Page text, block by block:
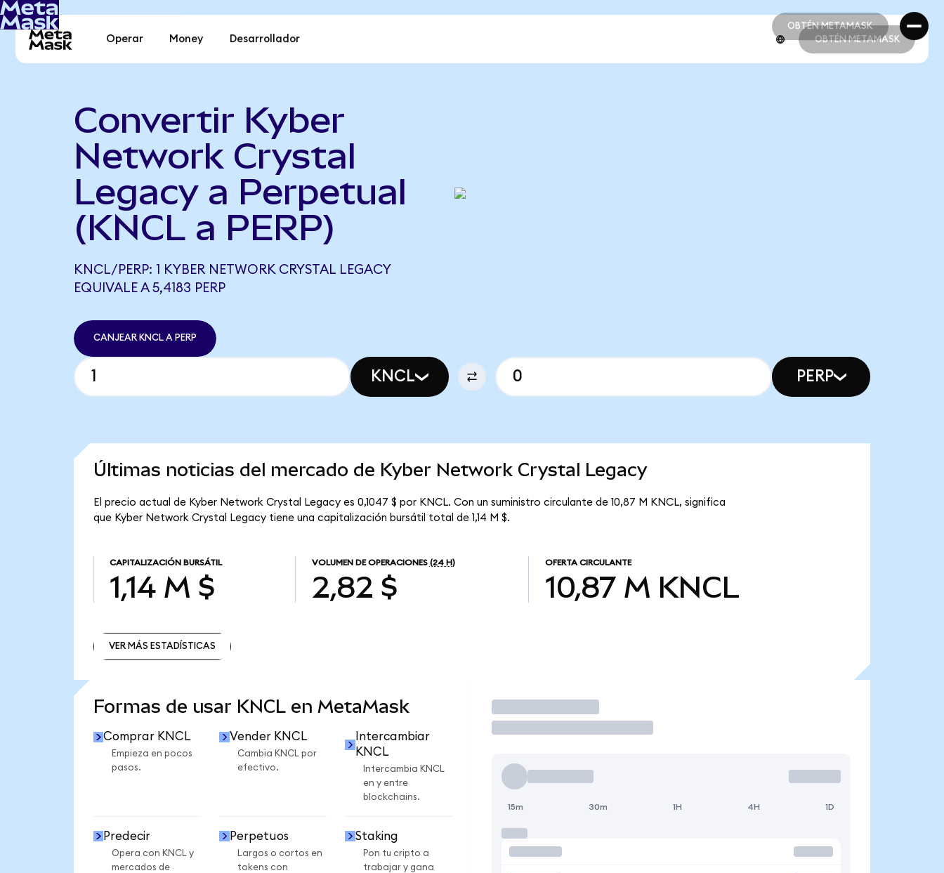
OBTÉN METAMASK
OBTÉN METAMASK
Operar Money Desarrollador OBTÉN METAMASK
Convertir Kyber
Network Crystal
Legacy a Perpetual
(KNCL a PERP)
KNCL/PERP: 1 KYBER NETWORK CRYSTAL LEGACY
EQUIVALE A 5,4183 PERP
CANJEAR KNCL A PERP
KNCL PERP
Últimas noticias del mercado de Kyber Network Crystal Legacy
El precio actual de Kyber Network Crystal Legacy es 0,1047 $ por KNCL. Con un suministro circulante de 10,87 M KNCL, significa
que Kyber Network Crystal Legacy tiene una capitalización bursátil total de 1,14 M $.
CAPITALIZACIÓN BURSÁTIL
1,14 M $
VOLUMEN DE OPERACIONES (24 H)
2,82 $
OFERTA CIRCULANTE
10,87 M KNCL
VER MÁS ESTADÍSTICAS
Formas de usar KNCL en MetaMask
Comprar KNCL
Empieza en pocos
pasos.
Vender KNCL
Cambia KNCL por
efectivo.
Intercambiar
KNCL
Intercambia KNCL
en y entre
blockchains.
Predecir
Opera con KNCL y
mercados de
Perpetuos
Largos o cortos en
tokens con
Staking
Pon tu cripto a
trabajar y gana
Operar
15m 30m 1H 4H 1D